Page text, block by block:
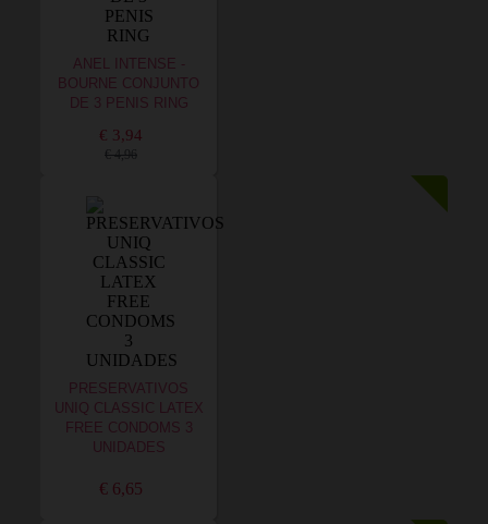
ANEL INTENSE -
BOURNE CONJUNTO
DE 3 PENIS RING
€ 3,94
€ 4,96
PRESERVATIVOS
UNIQ CLASSIC LATEX
FREE CONDOMS 3
UNIDADES
€ 6,65